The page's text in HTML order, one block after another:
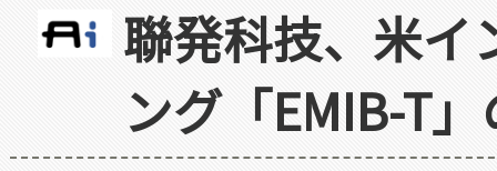
聯発科技、米イ
ング「EMIB-T